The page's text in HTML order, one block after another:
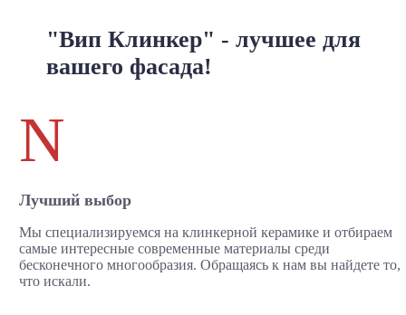
"Вип Клинкер" - лучшее для
вашего фасада!
N
Лучший выбор
Мы специализируемся на клинкерной керамике и отбираем
самые интересные современные материалы среди
бесконечного многообразия. Обращаясь к нам вы найдете то,
что искали.